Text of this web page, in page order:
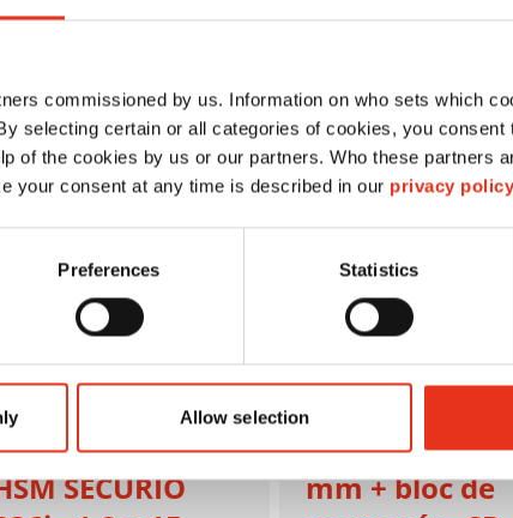
commissioned by us. Information on who sets which
selecting certain or all categories of cookies, you
of the cookies by us or our partners. Who these partners
your consent at any time is described in our privacy policy
Preferences Statistics
Allow selection
SECURIO
HSM SECURIO
P36i - 1,9 x 15
mm + bloc de